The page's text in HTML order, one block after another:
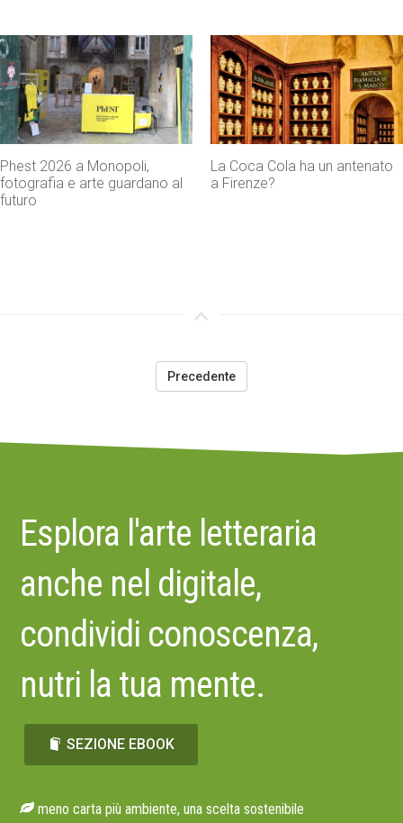
La Coca Cola ha un antenato
a Firenze?
Agenti IA e sicurezza, quando
l’autonomia diventa un rischio
Precedente
Esplora l'arte letteraria
anche nel digitale,
condividi conoscenza,
nutri la tua mente.
SEZIONE EBOOK
meno carta più ambiente, una scelta sostenibile